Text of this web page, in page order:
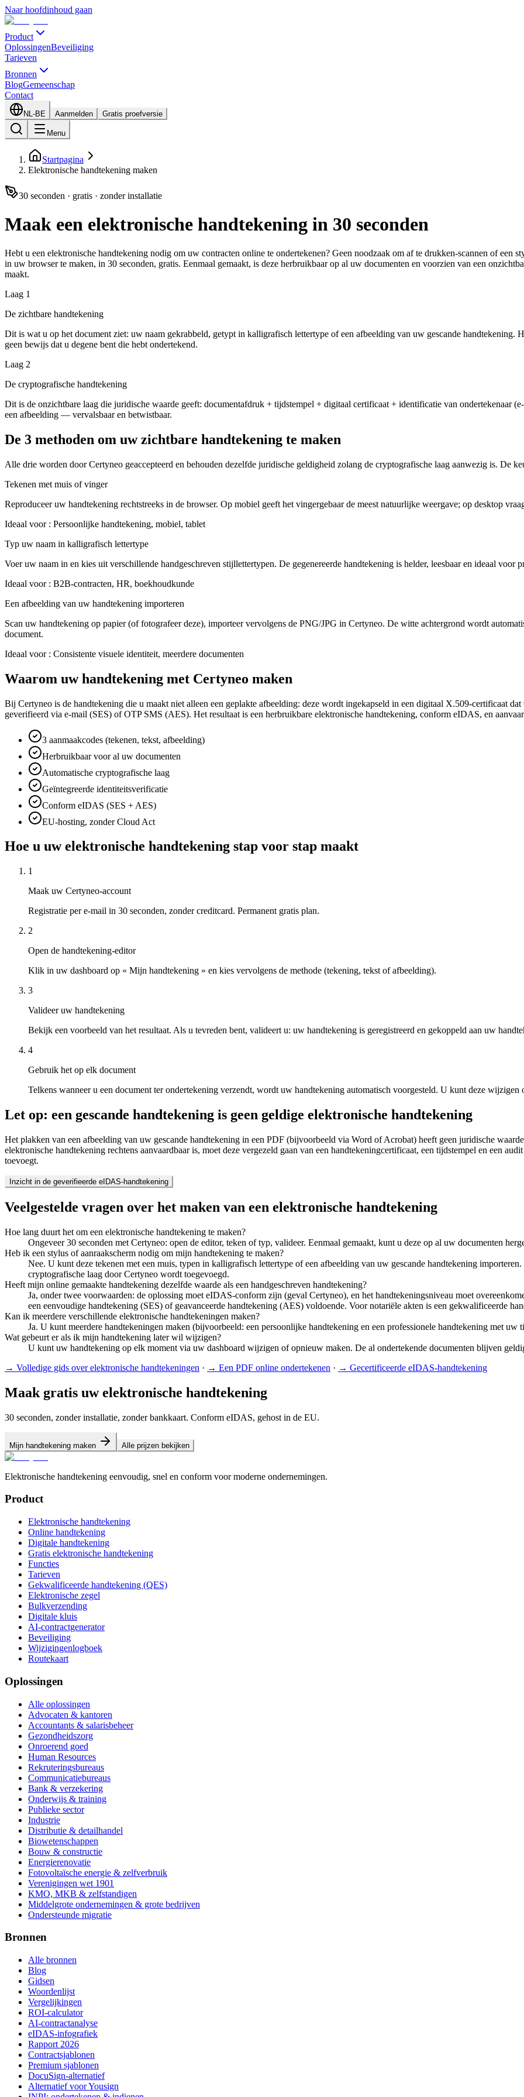
Naar hoofdinhoud gaan
Product
OplossingenBeveiliging
Tarieven
Bronnen
BlogGemeenschap
Contact
NL-BE Aanmelden Gratis proefversie
Menu
Startpagina
Elektronische handtekening maken
30 seconden · gratis · zonder installatie
Maak een elektronische handtekening in 30 seconden
Hebt u een elektronische handtekening nodig om uw contracten online te ondertekenen? Geen noodzaak om af te drukken-scannen of een
in uw browser te maken, in 30 seconden, gratis. Eenmaal gemaakt, is deze herbruikbaar op al uw documenten en voorzien van een
maakt.
Laag 1
De zichtbare handtekening
Dit is wat u op het document ziet: uw naam gekrabbeld, getypt in kalligrafisch lettertype of een afbeelding van uw gescande handtekening.
geen bewijs dat u degene bent die hebt ondertekend.
Laag 2
De cryptografische handtekening
Dit is de onzichtbare laag die juridische waarde geeft: documentafdruk + tijdstempel + digitaal certificaat + identificatie van ondertekenaar
een afbeelding — vervalsbaar en betwistbaar.
De 3 methoden om uw zichtbare handtekening te maken
Alle drie worden door Certyneo geaccepteerd en behouden dezelfde juridische geldigheid zolang de cryptografische laag aanwezig is. De
Tekenen met muis of vinger
Reproduceer uw handtekening rechtstreeks in de browser. Op mobiel geeft het vingergebaar de meest natuurlijke weergave; op desktop
Ideaal voor: Persoonlijke handtekening, mobiel, tablet
Typ uw naam in kalligrafisch lettertype
Voer uw naam in en kies uit verschillende handgeschreven stijllettertypen. De gegenereerde handtekening is helder, leesbaar en ideaal voor
Ideaal voor: B2B-contracten, HR, boekhoudkunde
Een afbeelding van uw handtekening importeren
Scan uw handtekening op papier (of fotografeer deze), importeer vervolgens de PNG/JPG in Certyneo. De witte achtergrond wordt
document.
Ideaal voor: Consistente visuele identiteit, meerdere documenten
Waarom uw handtekening met Certyneo maken
Bij Certyneo is de handtekening die u maakt niet alleen een geplakte afbeelding: deze wordt ingekapseld in een digitaal X.509-certificaat
geverifieerd via e-mail (SES) of OTP SMS (AES). Het resultaat is een herbruikbare elektronische handtekening, conform eIDAS, en
3 aanmaakcodes (tekenen, tekst, afbeelding)
Herbruikbaar voor al uw documenten
Automatische cryptografische laag
Geïntegreerde identiteitsverificatie
Conform eIDAS (SES + AES)
EU-hosting, zonder Cloud Act
Hoe u uw elektronische handtekening stap voor stap maakt
1
Maak uw Certyneo-account
Registratie per e-mail in 30 seconden, zonder creditcard. Permanent gratis plan.
2
Open de handtekening-editor
Klik in uw dashboard op « Mijn handtekening » en kies vervolgens de methode (tekening, tekst of afbeelding).
3
Valideer uw handtekening
Bekijk een voorbeeld van het resultaat. Als u tevreden bent, valideert u: uw handtekening is geregistreerd en gekoppeld aan uw
4
Gebruik het op elk document
Telkens wanneer u een document ter ondertekening verzendt, wordt uw handtekening automatisch voorgesteld. U kunt deze wijzigen
Let op: een gescande handtekening is geen geldige elektronische handtekening
Het plakken van een afbeelding van uw gescande handtekening in een PDF (bijvoorbeeld via Word of Acrobat) heeft geen juridische
elektronische handtekening rechtens aanvaardbaar is, moet deze vergezeld gaan van een handtekeningcertificaat, een tijdstempel en een
toevoegt.
Inzicht in de geverifieerde eIDAS-handtekening
Veelgestelde vragen over het maken van een elektronische handtekening
Hoe lang duurt het om een elektronische handtekening te maken?
Ongeveer 30 seconden met Certyneo: open de editor, teken of typ, valideer. Eenmaal gemaakt, kunt u deze op al uw documenten
Heb ik een stylus of aanraakscherm nodig om mijn handtekening te maken?
Nee. U kunt deze tekenen met een muis, typen in kalligrafisch lettertype of een afbeelding van uw gescande handtekening
cryptografische laag door Certyneo wordt toegevoegd.
Heeft mijn online gemaakte handtekening dezelfde waarde als een handgeschreven handtekening?
Ja, onder twee voorwaarden: de oplossing moet eIDAS-conform zijn (geval Certyneo), en het handtekeningsniveau moet
een eenvoudige handtekening (SES) of geavanceerde handtekening (AES) voldoende. Voor notariële akten is een gekwalificeerde
Kan ik meerdere verschillende elektronische handtekeningen maken?
Ja. U kunt meerdere handtekeningen maken (bijvoorbeeld: een persoonlijke handtekening en een professionele handtekening met
Wat gebeurt er als ik mijn handtekening later wil wijzigen?
U kunt uw handtekening op elk moment via uw dashboard wijzigen of opnieuw maken. De al ondertekende documenten blijven
→ Volledige gids over elektronische handtekeningen · → Een PDF online ondertekenen · → Gecertificeerde eIDAS-handtekening
Maak gratis uw elektronische handtekening
30 seconden, zonder installatie, zonder bankkaart. Conform eIDAS, gehost in de EU.
Mijn handtekening maken Alle prijzen bekijken
Elektronische handtekening eenvoudig, snel en conform voor moderne ondernemingen.
Product
Elektronische handtekening
Online handtekening
Digitale handtekening
Gratis elektronische handtekening
Functies
Tarieven
Gekwalificeerde handtekening (QES)
Elektronische zegel
Bulkverzending
Digitale kluis
AI-contractgenerator
Beveiliging
Wijzigingenlogboek
Routekaart
Oplossingen
Alle oplossingen
Advocaten & kantoren
Accountants & salarisbeheer
Gezondheidszorg
Onroerend goed
Human Resources
Rekruteringsbureaus
Communicatiebureaus
Bank & verzekering
Onderwijs & training
Publieke sector
Industrie
Distributie & detailhandel
Biowetenschappen
Bouw & constructie
Energierenovatie
Fotovoltaïsche energie & zelfverbruik
Verenigingen wet 1901
KMO, MKB & zelfstandigen
Middelgrote ondernemingen & grote bedrijven
Ondersteunde migratie
Bronnen
Alle bronnen
Blog
Gidsen
Woordenlijst
Vergelijkingen
ROI-calculator
AI-contractanalyse
eIDAS-infografiek
Rapport 2026
Contractsjablonen
Premium sjablonen
DocuSign-alternatief
Alternatief voor Yousign